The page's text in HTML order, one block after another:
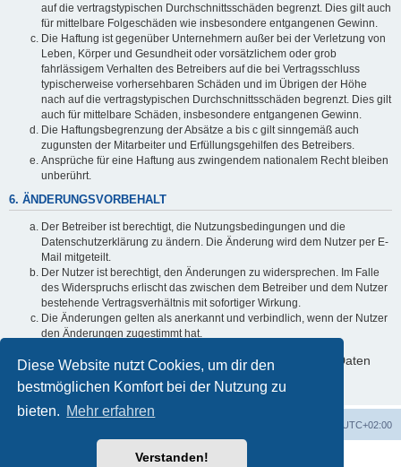
Diese Website nutzt Cookies, um dir den
bestmöglichen Komfort bei der Nutzung zu
bieten. Mehr erfahren
Verstanden!
auf die vertragstypischen Durchschnittsschäden begrenzt. Dies gilt auch
für mittelbare Folgeschäden wie insbesondere entgangenen Gewinn.
Die Haftung ist gegenüber Unternehmern außer bei der Verletzung von
Leben, Körper und Gesundheit oder vorsätzlichem oder grob
fahrlässigem Verhalten des Betreibers auf die bei Vertragsschluss
typischerweise vorhersehbaren Schäden und im Übrigen der Höhe
nach auf die vertragstypischen Durchschnittsschäden begrenzt. Dies gilt
auch für mittelbare Schäden, insbesondere entgangenen Gewinn.
Die Haftungsbegrenzung der Absätze a bis c gilt sinngemäß auch
zugunsten der Mitarbeiter und Erfüllungsgehilfen des Betreibers.
Ansprüche für eine Haftung aus zwingendem nationalem Recht bleiben
unberührt.
6. ÄNDERUNGSVORBEHALT
Der Betreiber ist berechtigt, die Nutzungsbedingungen und die
Datenschutzerklärung zu ändern. Die Änderung wird dem Nutzer per E-
Mail mitgeteilt.
Der Nutzer ist berechtigt, den Änderungen zu widersprechen. Im Falle
des Widerspruchs erlischt das zwischen dem Betreiber und dem Nutzer
bestehende Vertragsverhältnis mit sofortiger Wirkung.
Die Änderungen gelten als anerkannt und verbindlich, wenn der Nutzer
den Änderungen zugestimmt hat.
Informationen über den Umgang mit deinen persönlichen Daten
sind in der Datenschutzerklärung enthalten.
UTC+02:00
Powered byphpBB® Forum Software © phpBB Limited